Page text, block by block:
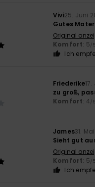
Vivi25. Juni
Gutes
Original
Komfort: 5/5
Ich
Friederike
zu groß,
Komfort: 4/5
James31.
Sieht gut
Original
Komfort: 5/5
Ich